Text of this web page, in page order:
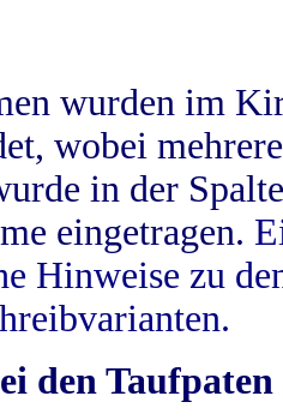
wurden im
wobei
in der
eingetragen.
Hinweise zu
den Taufpaten